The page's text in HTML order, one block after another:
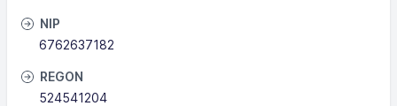
NIP
6762637182
REGON
524541204